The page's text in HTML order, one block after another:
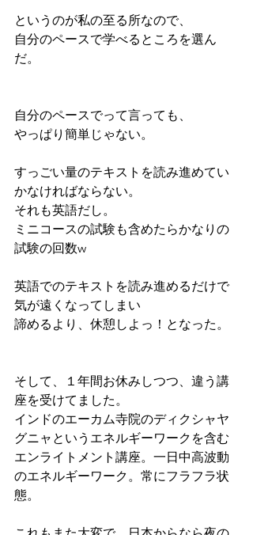
というのが私の至る所なので、
自分のペースで学べるところを選ん
だ。
自分のペースでって言っても、
やっぱり簡単じゃない。
すっごい量のテキストを読み進めてい
かなければならない。
それも英語だし。
ミニコースの試験も含めたらかなりの
試験の回数w
英語でのテキストを読み進めるだけで
気が遠くなってしまい
諦めるより、休憩しよっ！となった。
そして、１年間お休みしつつ、違う講
座を受けてました。
インドのエーカム寺院のディクシャヤ
グニャというエネルギーワークを含む
エンライトメント講座。一日中高波動
のエネルギーワーク。常にフラフラ状
態。